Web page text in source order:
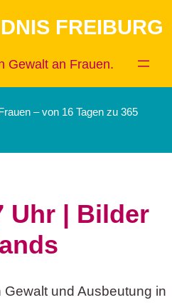
FREIBURG
Gewalt an Frauen.
– von 16 Tagen zu 365
Uhr | Bilder
und Ausbeutung in